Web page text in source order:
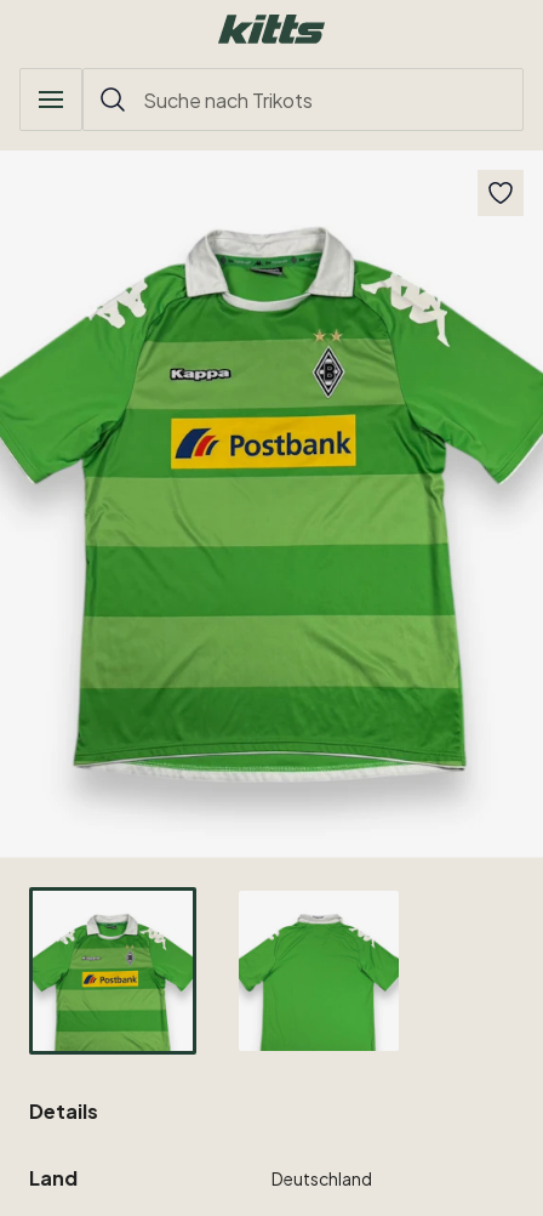
Details
Land Deutschland